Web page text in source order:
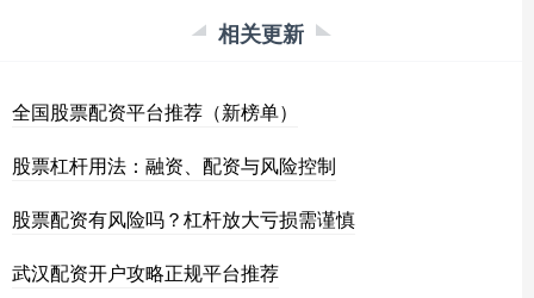
相关更新
全国股票配资平台推荐（新榜单）
股票杠杆用法：融资、配资与风险控制
股票配资有风险吗？杠杆放大亏损需谨慎
武汉配资开户攻略正规平台推荐